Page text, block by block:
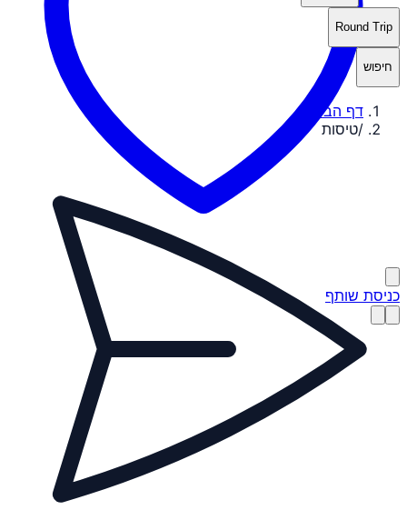
כניסת שותף
Round Trip
חיפוש
דף הבית
/טיסות